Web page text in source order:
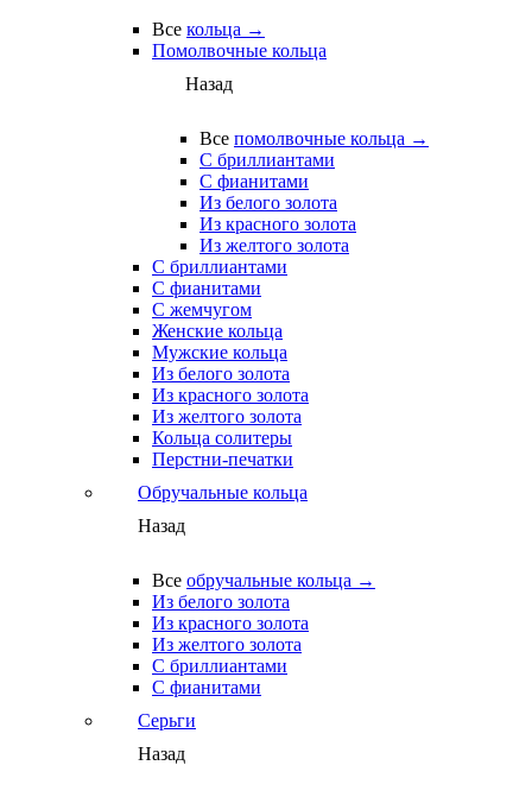
Все кольца →
Помолвочные кольца
Назад
Все помолвочные кольца →
С бриллиантами
С фианитами
Из белого золота
Из красного золота
Из желтого золота
С бриллиантами
С фианитами
С жемчугом
Женские кольца
Мужские кольца
Из белого золота
Из красного золота
Из желтого золота
Кольца солитеры
Перстни-печатки
Обручальные кольца
Назад
Все обручальные кольца →
Из белого золота
Из красного золота
Из желтого золота
С бриллиантами
С фианитами
Серьги
Назад